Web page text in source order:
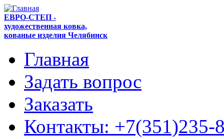
ЕВРО-СТЕП -
художественная ковка,
кованые изделия Челябинск
Главная
Задать вопрос
Заказать
Контакты: +7(351)235-